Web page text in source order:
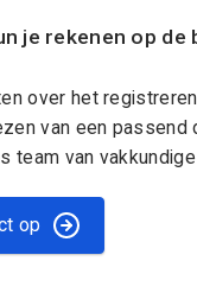
je rekenen op de
over het
van een
team van
op